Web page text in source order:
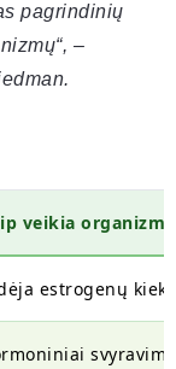
pagrindinių
–
veikia organizmą
estrogenų